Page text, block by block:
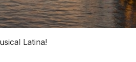
Latina!